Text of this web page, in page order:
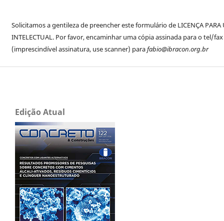
Solicitamos a gentileza de preencher este formulário de LICENÇA PARA
INTELECTUAL. Por favor, encaminhar uma cópia assinada para o tel/
(imprescindível assinatura, use scanner) parafabio@ibracon.org.br
Edição Atual